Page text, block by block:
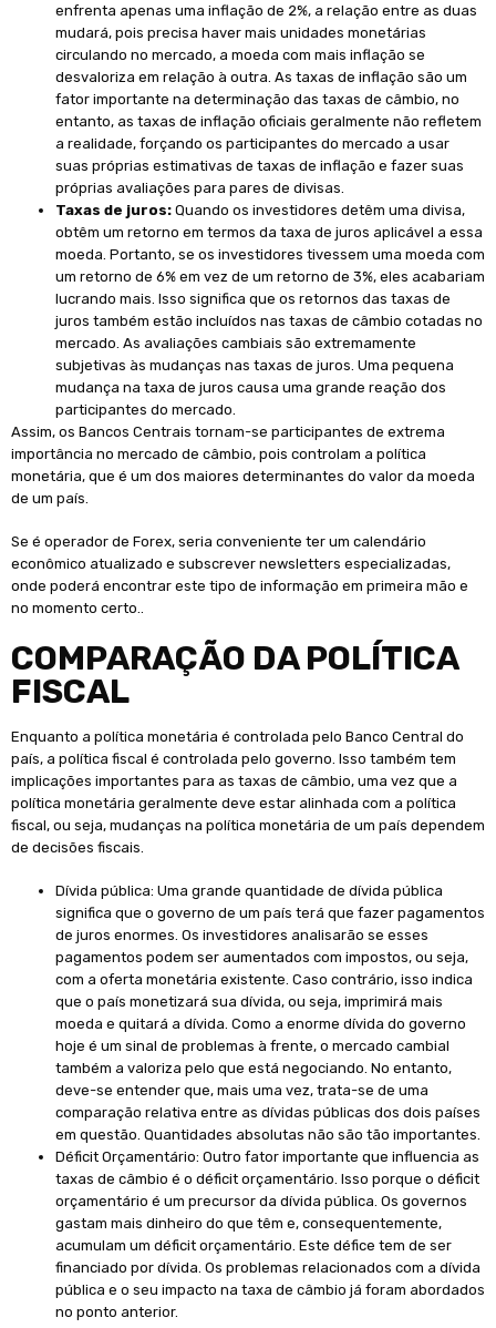
enfrenta apenas uma inflação de 2%, a relação entre as duas
mudará, pois precisa haver mais unidades monetárias
circulando no mercado, a moeda com mais inflação se
desvaloriza em relação à outra. As taxas de inflação são um
fator importante na determinação das taxas de câmbio, no
entanto, as taxas de inflação oficiais geralmente não refletem
a realidade, forçando os participantes do mercado a usar
suas próprias estimativas de taxas de inflação e fazer suas
próprias avaliações para pares de divisas.
Taxas de juros: Quando os investidores detêm uma divisa,
obtêm um retorno em termos da taxa de juros aplicável a essa
moeda. Portanto, se os investidores tivessem uma moeda com
um retorno de 6% em vez de um retorno de 3%, eles acabariam
lucrando mais. Isso significa que os retornos das taxas de
juros também estão incluídos nas taxas de câmbio cotadas no
mercado. As avaliações cambiais são extremamente
subjetivas às mudanças nas taxas de juros. Uma pequena
mudança na taxa de juros causa uma grande reação dos
participantes do mercado.
Assim, os Bancos Centrais tornam-se participantes de extrema
importância no mercado de câmbio, pois controlam a política
monetária, que é um dos maiores determinantes do valor da moeda
de um país.
Se é operador de Forex, seria conveniente ter um calendário
econômico atualizado e subscrever newsletters especializadas,
onde poderá encontrar este tipo de informação em primeira mão e
no momento certo..
COMPARAÇÃO DA POLÍTICA
FISCAL
Enquanto a política monetária é controlada pelo Banco Central do
país, a política fiscal é controlada pelo governo. Isso também tem
implicações importantes para as taxas de câmbio, uma vez que a
política monetária geralmente deve estar alinhada com a política
fiscal, ou seja, mudanças na política monetária de um país dependem
de decisões fiscais.
Dívida pública: Uma grande quantidade de dívida pública
significa que o governo de um país terá que fazer pagamentos
de juros enormes. Os investidores analisarão se esses
pagamentos podem ser aumentados com impostos, ou seja,
com a oferta monetária existente. Caso contrário, isso indica
que o país monetizará sua dívida, ou seja, imprimirá mais
moeda e quitará a dívida. Como a enorme dívida do governo
hoje é um sinal de problemas à frente, o mercado cambial
também a valoriza pelo que está negociando. No entanto,
deve-se entender que, mais uma vez, trata-se de uma
comparação relativa entre as dívidas públicas dos dois países
em questão. Quantidades absolutas não são tão importantes.
Déficit Orçamentário: Outro fator importante que influencia as
taxas de câmbio é o déficit orçamentário. Isso porque o déficit
orçamentário é um precursor da dívida pública. Os governos
gastam mais dinheiro do que têm e, consequentemente,
acumulam um déficit orçamentário. Este défice tem de ser
financiado por dívida. Os problemas relacionados com a dívida
pública e o seu impacto na taxa de câmbio já foram abordados
no ponto anterior.